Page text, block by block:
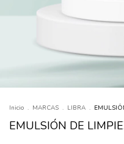
Inicio . MARCAS . LIBRA .
EMULSIÓN DE